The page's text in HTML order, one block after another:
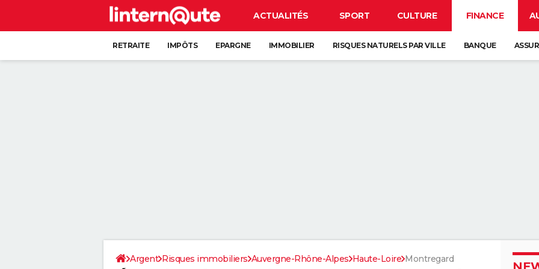
ACTUALITÉS SPORT CULTURE FINANCE
RETRAITE IMPÔTS EPARGNE IMMOBILIER RISQUES NATURELS PAR VILLE BANQUE
Argent Risques immobiliers Auvergne-Rhône-Alpes Haute-Loire Montregard